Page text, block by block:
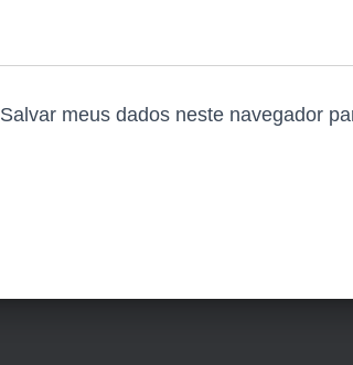
Salvar meus dados neste navegador